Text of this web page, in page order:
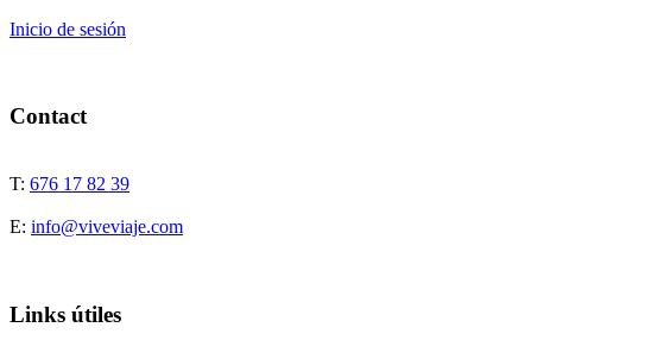
Inicio de sesión
Contact
T: 676 17 82 39
E: info@viveviaje.com
Links útiles